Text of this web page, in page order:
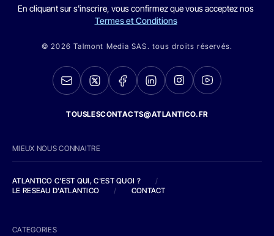
En cliquant sur s'inscrire, vous confirmez que vous acceptez nos
Termes et Conditions
© 2026 Talmont Media SAS. tous droits réservés.
TOUSLESCONTACTS@ATLANTICO.FR
MIEUX NOUS CONNAITRE
ATLANTICO C'EST QUI, C'EST QUOI ?
/
LE RESEAU D'ATLANTICO
/ CONTACT
CATEGORIES